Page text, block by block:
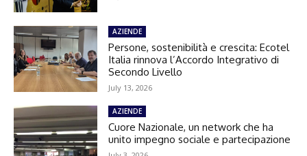
AZIENDE
Persone, sostenibilità e crescita: Ecotel
Italia rinnova l’Accordo Integrativo di
Secondo Livello
July 13, 2026
AZIENDE
Cuore Nazionale, un network che ha
unito impegno sociale e partecipazione